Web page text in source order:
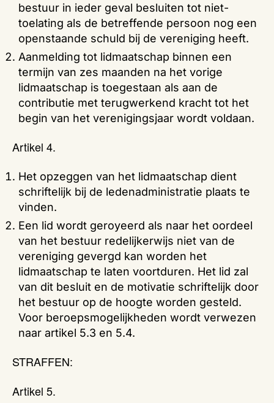
bestuur in ieder geval besluiten tot niet-
toelating als de betreffende persoon nog een
openstaande schuld bij de vereniging heeft.
Aanmelding tot lidmaatschap binnen een
termijn van zes maanden na het vorige
lidmaatschap is toegestaan als aan de
contributie met terugwerkend kracht tot het
begin van het verenigingsjaar wordt voldaan.
Artikel 4.
Het opzeggen van het lidmaatschap dient
schriftelijk bij de ledenadministratie plaats te
vinden.
Een lid wordt geroyeerd als naar het oordeel
van het bestuur redelijkerwijs niet van de
vereniging gevergd kan worden het
lidmaatschap te laten voortduren. Het lid zal
van dit besluit en de motivatie schriftelijk door
het bestuur op de hoogte worden gesteld.
Voor beroepsmogelijkheden wordt verwezen
naar artikel 5.3 en 5.4.
STRAFFEN:
Artikel 5.